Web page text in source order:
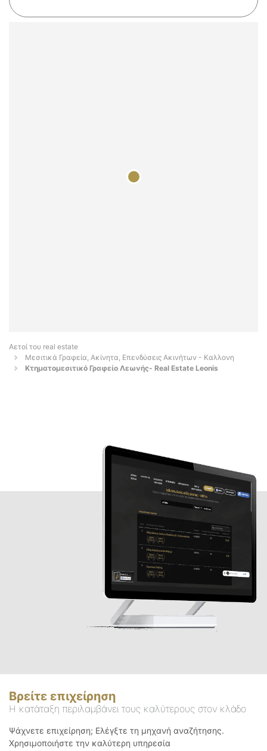
Αετοί του real estate
Μεσιτικά Γραφεία, Ακίνητα, Επενδύσεις Ακινήτων - Καλλονη
Κτηματομεσιτικό Γραφείο Λεωνής- Real Estate Leonis
Βρείτε επιχείρηση
Η κατάταξη περιλαμβάνει τους καλύτερους στον κλάδο
Ψάχνετε επιχείρηση; Ελέγξτε τη μηχανή αναζήτησης.
Χρησιμοποιήστε την καλύτερη υπηρεσία